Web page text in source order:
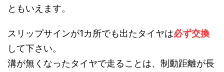
ともいえます。
スリップサインが1カ所でも出たタイヤは必ず交換
して下さい。
溝が無くなったタイヤで走ることは、制動距離が長